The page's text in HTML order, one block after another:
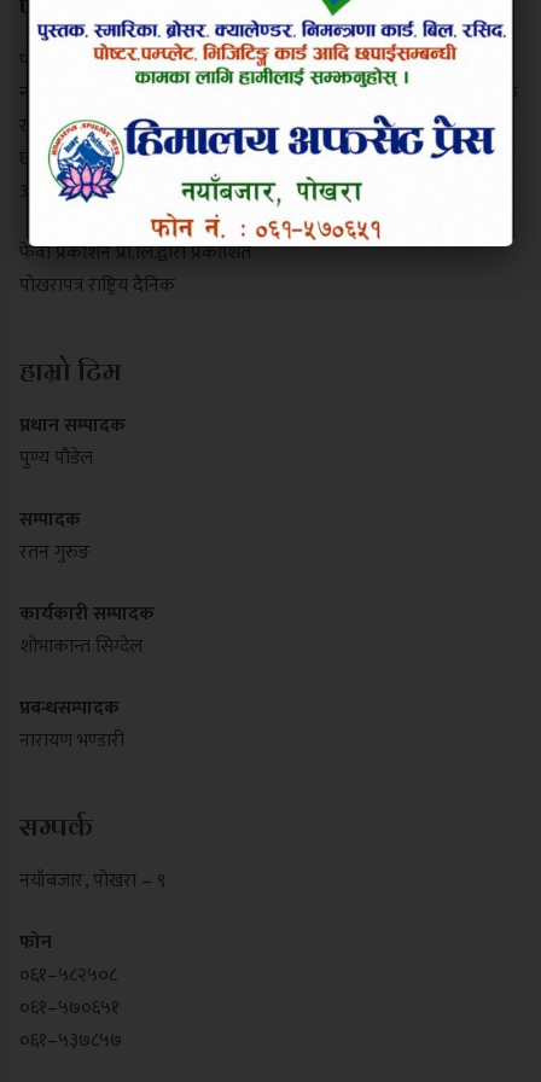
पोखरापत्र राष्ट्रिय दैनिक गण्डकी प्रदेशको एक प्रमुख समाचार माध्यम हो।
नयाँबजार, पोखरा-९ बाट प्रकाशित यो पत्रिकाले स्थानीय गतिविधि, प्रादेशिक
राजनीति, पर्यटन र राष्ट्रिय समाचार निष्पक्ष रूपमा सम्प्रेषण गर्दछ। यसले
छापा र डिजिटल पोर्टल दुवै माध्यमबाट आम नागरिकलाई सुसूचित गर्दै
आइरहेको छ।
फेवा प्रकाशन प्रा.लि.द्वारा प्रकाशित
पोखरापत्र राष्ट्रिय दैनिक
हाम्रो टिम
प्रधान सम्पादक
पुण्य पौडेल
सम्पादक
रतन गुरुङ
कार्यकारी सम्पादक
शोभाकान्त सिग्देल
प्रबन्धसम्पादक
नारायण भण्डारी
सम्पर्क
नयाँबजार , पोखरा – ९
फोन
०६१–५८२५०८
०६१–५७०६५१
०६१–५३७८५७